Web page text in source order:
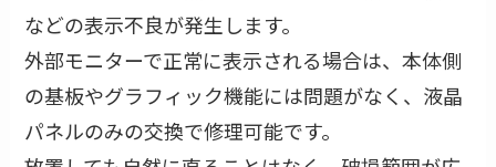
などの表示不良が発生します。
外部モニターで正常に表示される場合は、本体側
の基板やグラフィック機能には問題がなく、液晶
パネルのみの交換で修理可能です。